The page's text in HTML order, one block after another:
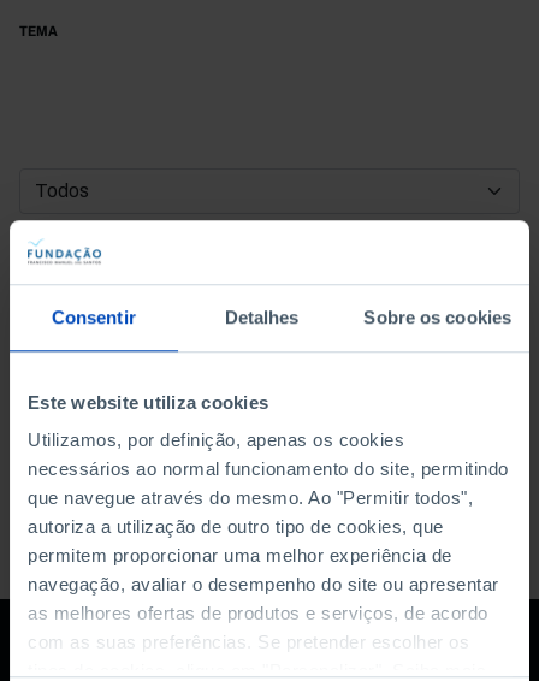
Consentir Detalhes Sobre os cookies
Este website utiliza cookies
Utilizamos, por definição, apenas os cookies
necessários ao normal funcionamento do site, permitindo
que navegue através do mesmo. Ao "Permitir todos",
autoriza a utilização de outro tipo de cookies, que
permitem proporcionar uma melhor experiência de
navegação, avaliar o desempenho do site ou apresentar
as melhores ofertas de produtos e serviços, de acordo
com as suas preferências. Se pretender escolher os
TEMA
DATA DE INÍCIO
DATA DE FIM